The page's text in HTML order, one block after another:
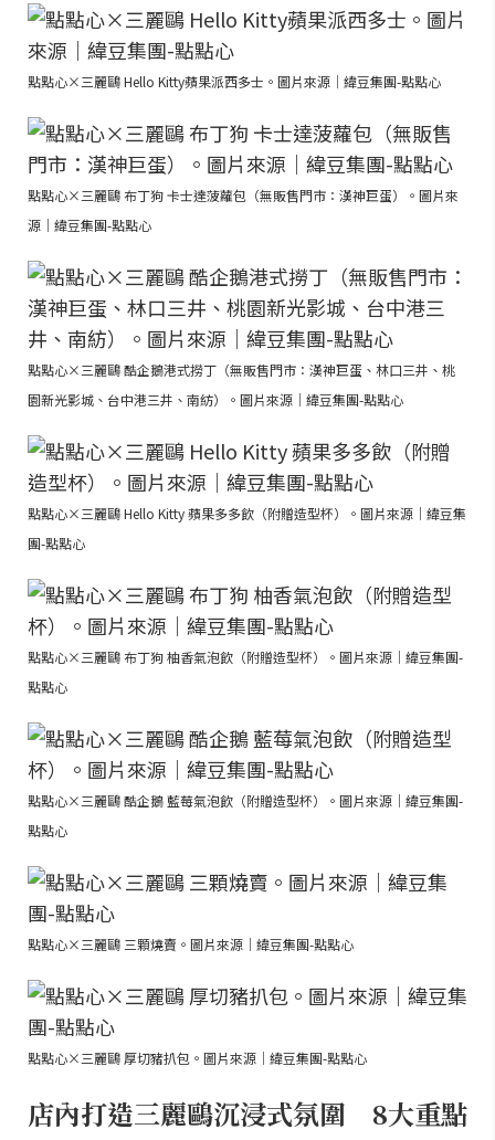
點點心×三麗鷗 Hello Kitty蘋果派西多士。圖片來源｜緯豆集團-點點心
點點心×三麗鷗 布丁狗 卡士達菠蘿包（無販售門市：漢神巨蛋）。圖片來
源｜緯豆集團-點點心
點點心×三麗鷗 酷企鵝港式撈丁（無販售門市：漢神巨蛋、林口三井、桃
園新光影城、台中港三井、南紡）。圖片來源｜緯豆集團-點點心
點點心×三麗鷗 Hello Kitty 蘋果多多飲（附贈造型杯）。圖片來源｜緯豆集
團-點點心
點點心×三麗鷗 布丁狗 柚香氣泡飲（附贈造型杯）。圖片來源｜緯豆集團-
點點心
點點心×三麗鷗 酷企鵝 藍莓氣泡飲（附贈造型杯）。圖片來源｜緯豆集團-
點點心
點點心×三麗鷗 三顆燒賣。圖片來源｜緯豆集團-點點心
點點心×三麗鷗 厚切豬扒包。圖片來源｜緯豆集團-點點心
店內打造三麗鷗沉浸式氛圍 8大重點